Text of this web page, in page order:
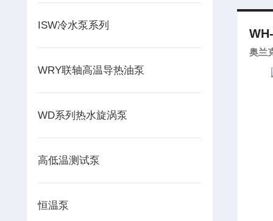
ISW冷水泵系列
WRY联轴高温导热油泵
WD系列热水旋涡泵
高低温测试泵
恒温泵
奥兰